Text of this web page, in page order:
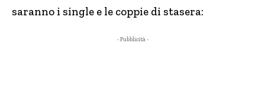
saranno i single e le coppie di stasera:
- Pubblicità -